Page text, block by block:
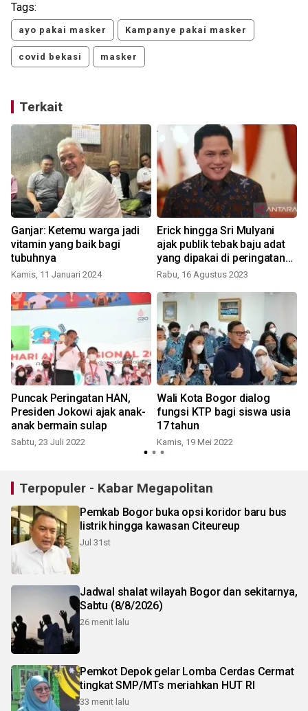
Tags:
ayo pakai masker Kampanye pakai masker
covid bekasi masker
Terkait
Ganjar: Ketemu warga jadi
vitamin yang baik bagi
tubuhnya
Kamis, 11 Januari 2024
Erick hingga Sri Mulyani
ajak publik tebak baju adat
yang dipakai di peringatan
HUT RI
Rabu, 16 Agustus 2023
Puncak Peringatan HAN,
Presiden Jokowi ajak anak-
anak bermain sulap
Sabtu, 23 Juli 2022
Wali Kota Bogor dialog
fungsi KTP bagi siswa usia
17 tahun
Kamis, 19 Mei 2022
Terpopuler - Kabar Megapolitan
Pemkab Bogor buka opsi koridor baru bus
listrik hingga kawasan Citeureup
Jul 31st
Jadwal shalat wilayah Bogor dan sekitarnya,
Sabtu (8/8/2026)
26 menit lalu
Pemkot Depok gelar Lomba Cerdas Cermat
tingkat SMP/MTs meriahkan HUT RI
33 menit lalu